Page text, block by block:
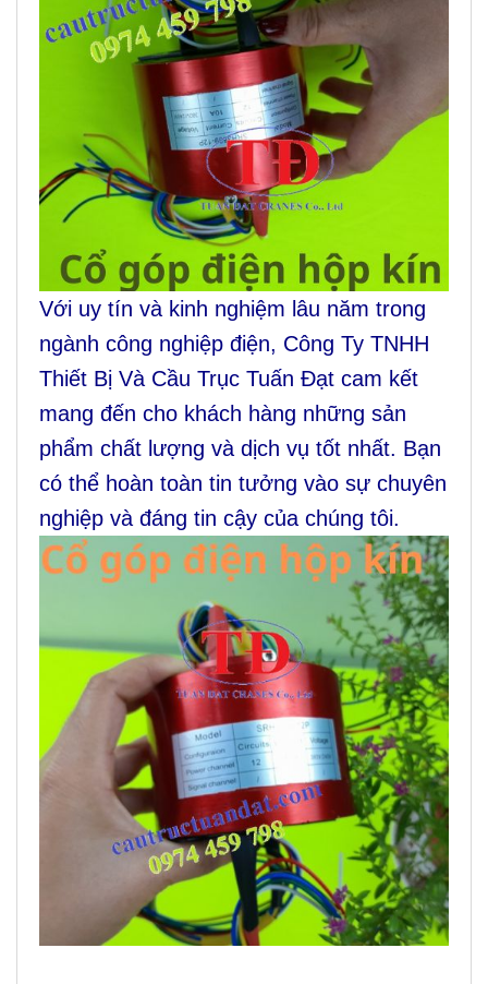
Với uy tín và kinh nghiệm lâu năm trong
ngành công nghiệp điện, Công Ty TNHH
Thiết Bị Và Cầu Trục Tuấn Đạt cam kết
mang đến cho khách hàng những sản
phẩm chất lượng và dịch vụ tốt nhất. Bạn
có thể hoàn toàn tin tưởng vào sự chuyên
nghiệp và đáng tin cậy của chúng tôi.